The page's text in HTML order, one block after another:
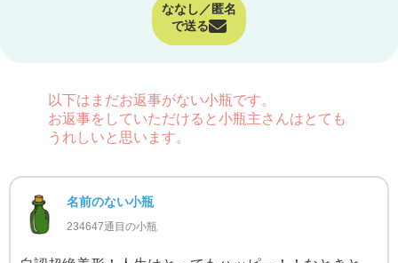
ななし／匿名
で送る
以下はまだお返事がない小瓶です。
お返事をしていただけると小瓶主さんはとても
うれしいと思います。
名前のない小瓶
234647通目の小瓶